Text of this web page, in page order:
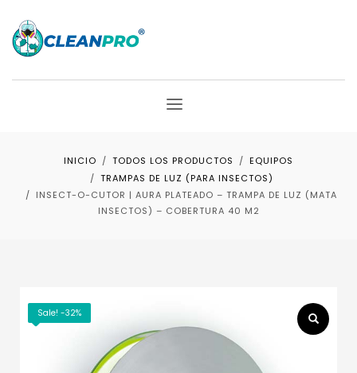
INICIO TODOS LOS PRODUCTOS
EQUIPOS
TRAMPAS DE LUZ (PARA INSECTOS)
INSECT-O-CUTOR | AURA PLATEADO – TRAMPA DE LUZ (MATA
INSECTOS) – COBERTURA 40 M2
Sale! -32%